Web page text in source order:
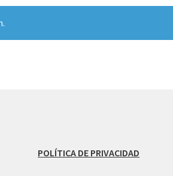
POLÍTICA DE PRIVACIDAD